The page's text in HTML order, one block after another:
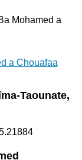
Mohamed a
a Chouafaa
Taounate,